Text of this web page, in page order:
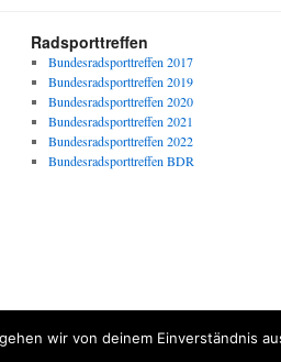
Radsporttreffen
Bundesradsporttreffen 2017
Bundesradsporttreffen 2019
Bundesradsporttreffen 2020
Bundesradsporttreffen 2021
Bundesradsporttreffen 2022
Bundesradsporttreffen BDR
wir von deinem Einverständnis